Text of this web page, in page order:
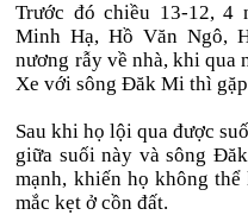
Trước đó chiều 13-12, 4
Minh Hạ, Hồ Văn Ngô,
nương rẫy về nhà, khi qua
Xe với sông Đăk Mi thì
Sau khi họ lội qua được
giữa suối này và sông
mạnh, khiến họ không
mắc kẹt ở cồn đất.